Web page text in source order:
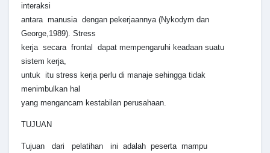
interaksi
antara manusia dengan pekerjaannya (Nykodym dan
George,1989). Stress
kerja secara frontal dapat mempengaruhi keadaan suatu
sistem kerja,
untuk itu stress kerja perlu di manaje sehingga tidak
menimbulkan hal
yang mengancam kestabilan perusahaan.
TUJUAN
Tujuan dari pelatihan ini adalah peserta mampu